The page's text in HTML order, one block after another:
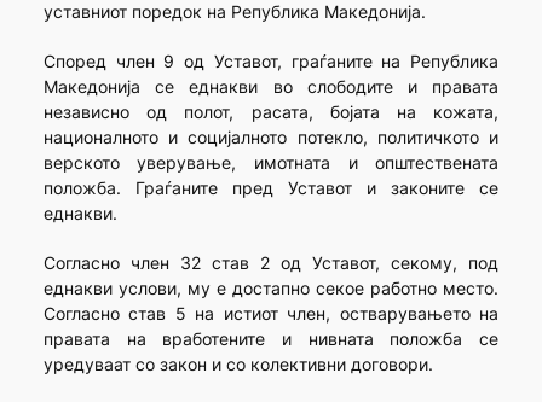
уставниот поредок на Република Македонија.
Според член 9 од Уставот, граѓаните на Република
Македонија се еднакви во слободите и правата
независно од полот, расата, бојата на кожата,
националното и социјалното потекло, политичкото и
верското уверување, имотната и општествената
положба. Граѓаните пред Уставот и законите се
еднакви.
Согласно член 32 став 2 од Уставот, секому, под
еднакви услови, му е достапно секое работно место.
Согласно став 5 на истиот член, остварувањето на
правата на вработените и нивната положба се
уредуваат со закон и со колективни договори.